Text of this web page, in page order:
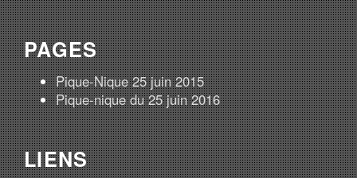
PAGES
Pique-Nique 25 juin 2015
Pique-nique du 25 juin 2016
LIENS